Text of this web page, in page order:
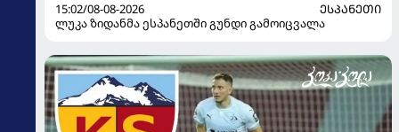
15:02/08-08-2026
ᲔᲡᲞᲐᲜᲔᲗᲘ
ლუკა ზიდანმა ესპანეთში გუნდი გამოიცვალა